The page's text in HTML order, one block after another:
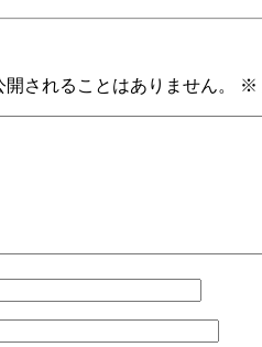
されることはありません。 ※